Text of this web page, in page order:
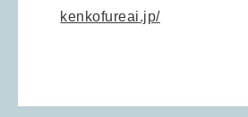
kenkofureai.jp/